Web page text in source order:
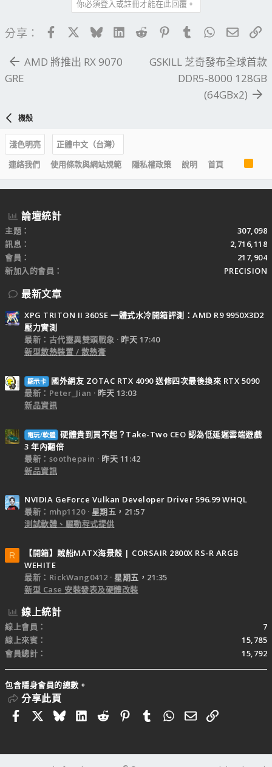
你必須登入或註冊才能在此回覆。
分享： FacebookBlueskyLinkedIn
Reddit PinterestTumblrWhatsApp
電子
AMD 將推出 RX 9070
GRE
GSKILL 芝奇發布全球首款
DDR5-8000 128GB
(64GBx2)
機殼
淺色明亮
正體中文（台灣）
連絡我們
使用條款與網站規範 隱私權政策 說明 首頁
R
S
S
論壇統計
主題
307,098
訊息
2,716,118
會員
217,904
新加入的會員
PRECISION
最新文章
XPG TRITON II 360SE 一體式水冷開箱評測：AMD R9 9950X3D2
壓力實測
最新：古代靈異雙頭戰象
昨天 17:40
新型散熱裝置 / 散熱膏
顯示卡
國外網友 ZOTAC RTX 4090 送修四次最後換來 RTX 5090
最新：Peter_Jian
昨天 13:03
新品資訊
電玩/軟體 硬體貴到買不起？Take-Two CEO 認為低延遲雲端遊戲
3 年內翻倍
最新：soothepain
昨天 11:42
新品資訊
NVIDIA GeForce Vulkan Developer Driver 596.99 WHQL
最新：mhp1120
星期五，21:57
測試軟體、驅動程式提供
R
【開箱】賊船MATX海景殼 | CORSAIR 2800X RS-R ARGB
WEHITE
最新：RickWang0412
星期五，21:35
新型 Case 安裝發表及硬體改裝
線上統計
線上會員
7
線上來賓
15,785
會員總計
15,792
包含隱身會員的總數。
分享此頁
FacebookBlueskyLinkedIn
RedditPinterestTumblrWhatsApp
電子郵件
連結